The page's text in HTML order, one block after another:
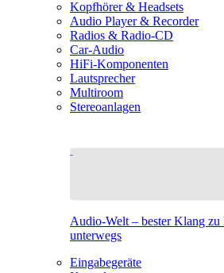
Kopfhörer & Headsets
Audio Player & Recorder
Radios & Radio-CD
Car-Audio
HiFi-Komponenten
Lautsprecher
Multiroom
Stereoanlagen
Audio-Welt – bester Klang zu
unterwegs
Eingabegeräte